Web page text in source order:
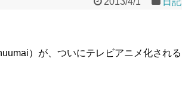
）が、ついにテレビアニメ化される